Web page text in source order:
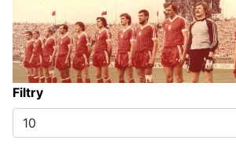
Filtry
Pokaż
#